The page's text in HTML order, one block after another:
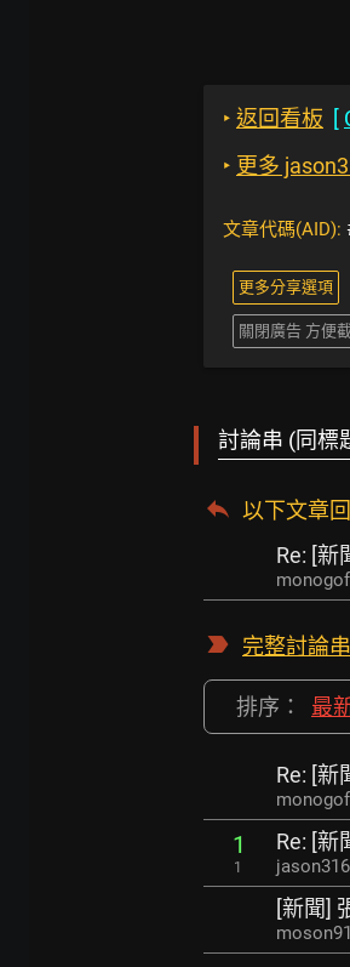
‣ 返回看板 [
‣ 更多
文章代碼(AID):
更多分享選項
關閉廣告 方便
討論串 (同標
以下文章
Re: [新
完整討論串
排序： 最
Re: [新
1
1
Re: [新
jason316
[新聞]
moson91